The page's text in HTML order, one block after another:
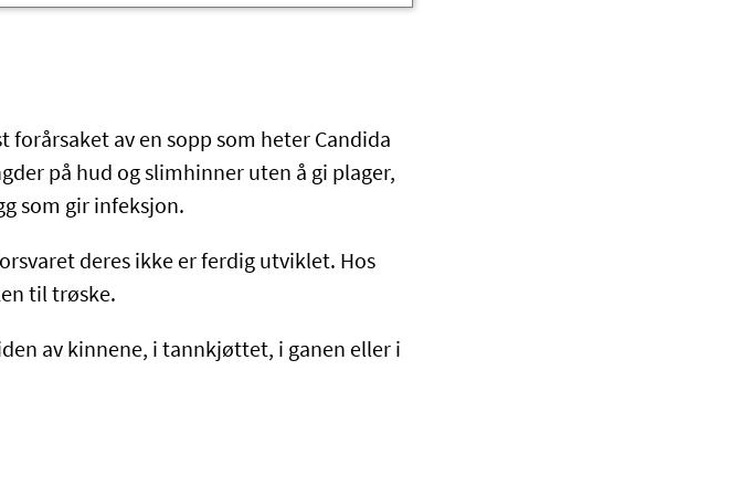
av en sopp som heter Candida
på hud og slimhinner uten å gi plager,
som gir infeksjon.
deres ikke er ferdig utviklet. Hos
til trøske.
av kinnene, i tannkjøttet, i ganen eller i